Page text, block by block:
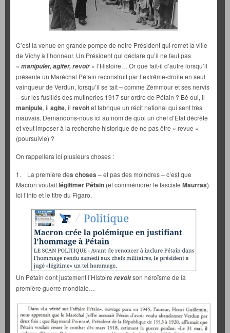
C’est la venue en grande pompe de notre Président qui remet la ville
de Vichy à l’honneur. Un Président qui déclare qu’il ne faut pas
« manipuler, agiter, revoir» l’Histoire… Or que fait-il d’autre lorsqu’il
présente un Maréchal Pétain reconstruit par l’extrême-droite en seul
vainqueur de Verdun, lorsqu’il se tait – comme Zemmour et ses nervis
– sur les fusillés des mutineries 1917 sur ordre de Pétain ? Bê oui, il
manipule, il agite, il revoitet fabrique un récit national qui sent très
mauvais. Demandons-nous ici au nom de quoi un chef d’Etat décrète
et veut imposer à la recherche historique de ne pas être « revue »
(poursuivie) ?
On rappellera ici plusieurs choses :
1. La première des choses – et pas des moindres – c’est que
Macron voulaitlégitimer Pétain (et commémorer le fasciste Maurras).
Ici l’info et le titre du Figaro.
Un Pétain dont justement l’Histoire revoitson héroïsme de la
première guerre mondiale…